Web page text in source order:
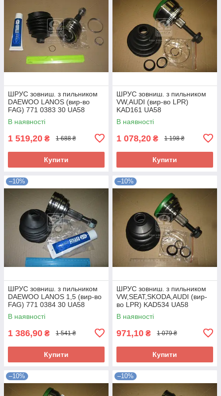
ШРУС зовниш. з пильником
DAEWOO LANOS (вир-во
FAG) 771 0383 30 UA58
В наявності
1 519,20 ₴ 1 688 ₴
Купити
ШРУС зовниш. з пильником
VW,AUDI (вир-во LPR)
KAD161 UA58
В наявності
1 078,20 ₴ 1 198 ₴
Купити
–10%
ШРУС зовниш. з пильником
DAEWOO LANOS 1,5 (вир-во
FAG) 771 0384 30 UA58
В наявності
1 386,90 ₴ 1 541 ₴
Купити
–10%
ШРУС зовниш. з пильником
VW,SEAT,SKODA,AUDI (вир-
во LPR) KAD534 UA58
В наявності
971,10 ₴ 1 079 ₴
Купити
–10% –10%